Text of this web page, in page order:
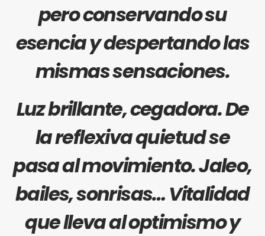
pero conservando su
esencia y despertando las
mismas sensaciones.
Luz brillante, cegadora. De
la reflexiva quietud se
pasa al movimiento. Jaleo,
bailes, sonrisas… Vitalidad
que lleva al optimismo y